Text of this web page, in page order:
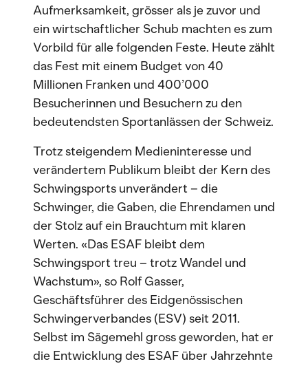
Aufmerksamkeit, grösser als je zuvor und
ein wirtschaftlicher Schub machten es zum
Vorbild für alle folgenden Feste. Heute zählt
das Fest mit einem Budget von 40
Millionen Franken und 400’000
Besucherinnen und Besuchern zu den
bedeutendsten Sportanlässen der Schweiz.
Trotz steigendem Medieninteresse und
verändertem Publikum bleibt der Kern des
Schwingsports unverändert – die
Schwinger, die Gaben, die Ehrendamen und
der Stolz auf ein Brauchtum mit klaren
Werten. «Das ESAF bleibt dem
Schwingsport treu – trotz Wandel und
Wachstum», so Rolf Gasser,
Geschäftsführer des Eidgenössischen
Schwingerverbandes (ESV) seit 2011.
Selbst im Sägemehl gross geworden, hat er
die Entwicklung des ESAF über Jahrzehnte